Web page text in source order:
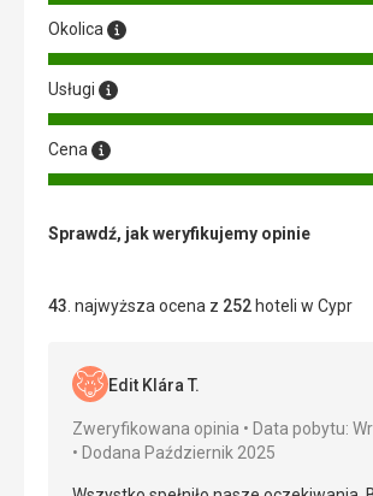
Okolica
Usługi
Cena
Sprawdź, jak weryfikujemy opinie
43 . najwyższa ocena z 252 hoteli w Cypr
Edit Klára T.
Zweryfikowana opinia
Data pobytu:
Dodana Październik 2025